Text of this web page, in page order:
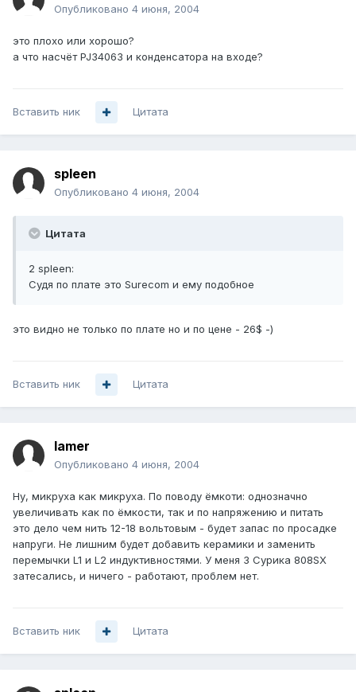
Опубликовано 4 июня, 2004
это плохо или хорошо?
а что насчёт PJ34063 и конденсатора на входе?
Вставить ник Цитата
spleen
Опубликовано 4 июня, 2004
Цитата
2 spleen:
Судя по плате это Surecom и ему подобное
это видно не только по плате но и по цене - 26$ -)
Вставить ник Цитата
lamer
Опубликовано 4 июня, 2004
Ну, микруха как микруха. По поводу ёмкоти: однозначно
увеличивать как по ёмкости, так и по напряжению и питать
это дело чем нить 12-18 вольтовым - будет запас по просадке
напруги. Не лишним будет добавить керамики и заменить
перемычки L1 и L2 индуктивностями. У меня 3 Сурика 808SX
затесались, и ничего - работают, проблем нет.
Вставить ник Цитата